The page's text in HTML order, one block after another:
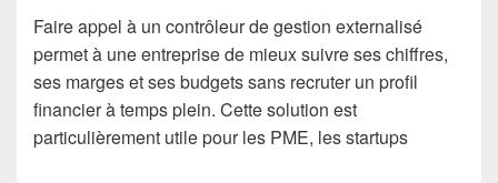
Faire appel à un contrôleur de gestion externalisé
permet à une entreprise de mieux suivre ses chiffres,
ses marges et ses budgets sans recruter un profil
financier à temps plein. Cette solution est
particulièrement utile pour les PME, les startups